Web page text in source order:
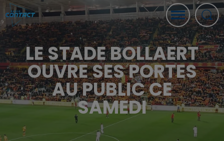
LE STADE BOLLAERT
OUVRE SES PORTES
AU PUBLIC CE
SAMEDI